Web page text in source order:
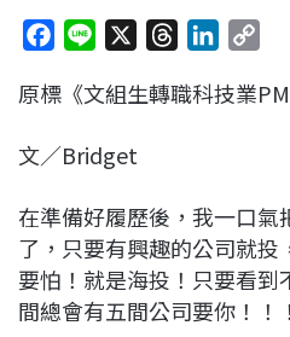
c
b
o
k
n
r
s
n
I
n
p
n
k
原標《文組生轉職科技業
文／Bridget
在準備好履歷後，我一口
了，只要有興趣的公司就
要怕！就是海投！只要看
間總會有五間公司要你！！